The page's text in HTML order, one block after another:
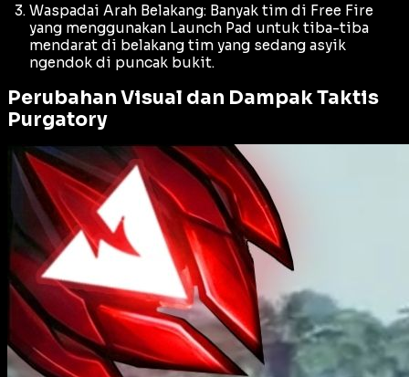
Waspadai Arah Belakang: Banyak tim di Free Fire
yang menggunakan Launch Pad untuk tiba-tiba
mendarat di belakang tim yang sedang asyik
ngendok di puncak bukit.
Perubahan Visual dan Dampak Taktis
Purgatory